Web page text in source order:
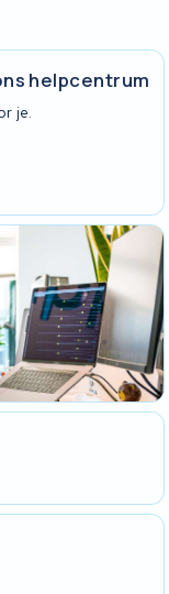
helpcentrum
je.